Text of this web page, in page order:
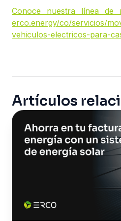
Conoce nuestra línea de
erco.energy/co/servicios/
vehiculos-electricos-para-
Artículos